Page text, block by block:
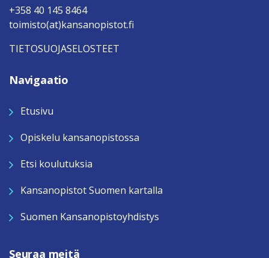
+358 40 145 8464
toimisto(at)kansanopistot.fi
TIETOSUOJASELOSTEET
Navigaatio
Etusivu
Opiskelu kansanopistossa
Etsi koulutuksia
Kansanopistot Suomen kartalla
Suomen Kansanopistoyhdistys
Seuraa meitä